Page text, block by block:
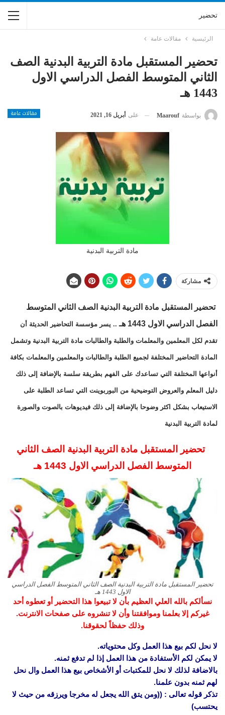
تحضير
الرئيسية مقالات عامة
تحضير المستقبل مادة التربية البدنية الصف
الثاني المتوسط الفصل الدراسي الاول
1443 هـ
مقالات عامة بواسطة Maarouf على أبريل 16, 2021
مادة التربية البدنية
مشاركة
تحضير المستقبل مادة التربية البدنية الصف الثاني المتوسط
الفصل الدراسي الاول 1443 هـ
.. يسر مؤسسة التحاضير الحديثة أن
تقدم لكل المعلمين والمعلمات والطلبة والطالبات مادة التربية البدنية وتشمل
المادة التحاضير المختلفة لجميع الطلبة والطالبات والمعلمين والمعلمات بكافة
أنواعها المختلفة التي تساعدك على الفهم بطريقة سلسة بالإضافة إلى ذلك
دليل المعلم والعروض التوضيحية من البوربوينت التي تساعد الطلبة على
الاستيعاب بشكل اكثر وضوحا بالإضافة إلى ذلك فيديوهات بالصوت والصورة
لمادة التربية البدنية
تحضير المستقبل مادة التربية البدنية الصف الثاني
المتوسط الفصل الدراسي الاول 1443 هـ
تحضير المستقبل مادة التربية البدنية الصف الثاني المتوسط الفصل الدراسي
الاول 1443 هـ
نسألكم بالله العلي العظيم بأن لا تبيعوا هذا التحضير أو تعطوه أحد
غيركم إلا بعلمنا وموافقتنا وأن لا تنشروه على صفحات الانترنت.
وذلك حفظاً لحقوقنا.
لا نحل لكم بيع هذا العمل وكل محتوياته.
لا يمكن لكم الأستفادة من هذا العمل إذا لم تدفع ثمنه.
بالاضافة لذلك لا نحل للمكتبات أو الأشخاص بيع هذا العمل وال نحل
لهم ثمنه بدون علمنا.
تذكر قوله تعالى : ((ومن يتق الله يجعل له مخرجا ويرزقه من حيث لا
يحتسب)